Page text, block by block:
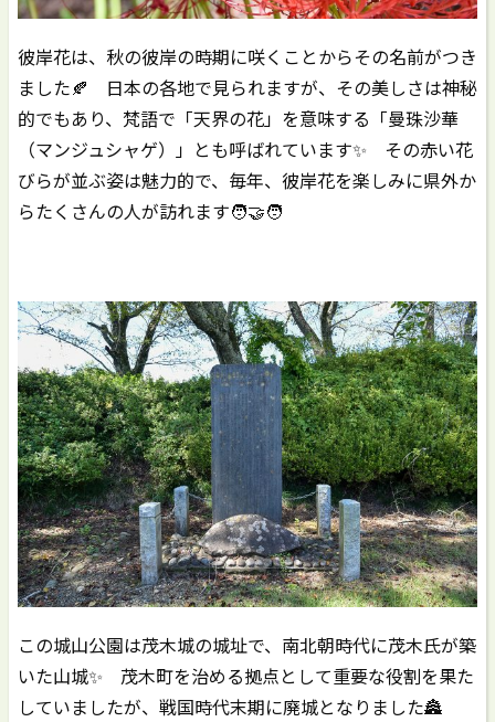
彼岸花は、秋の彼岸の時期に咲くことからその名前がつき
ました🍂 日本の各地で見られますが、その美しさは神秘
的でもあり、梵語で「天界の花」を意味する「曼珠沙華
（マンジュシャゲ）」とも呼ばれています✨ その赤い花
びらが並ぶ姿は魅力的で、毎年、彼岸花を楽しみに県外か
らたくさんの人が訪れます🧑‍🤝‍🧑
この城山公園は茂木城の城址で、南北朝時代に茂木氏が築
いた山城✨ 茂木町を治める拠点として重要な役割を果た
していましたが、戦国時代末期に廃城となりました🏯